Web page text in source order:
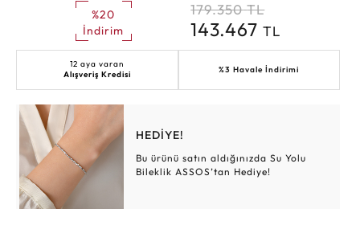
%20
İndirim
179.350 TL
143.467TL
12 aya varan
Alışveriş Kredisi
%3 Havale İndirimi
HEDİYE!
Bu ürünü satın aldığınızda Su Yolu
Bileklik ASSOS’tan Hediye!